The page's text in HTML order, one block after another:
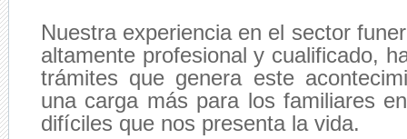
Nuestra experiencia en el sector
altamente profesional y cualificado,
trámites que genera este
una carga más para los familiares
difíciles que nos presenta la vida.